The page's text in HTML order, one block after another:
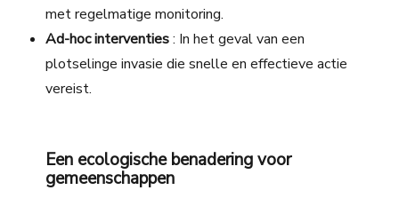
met regelmatige monitoring.
Ad-hoc interventies: In het geval van een
plotselinge invasie die snelle en effectieve actie
vereist.
Een ecologische benadering voor
gemeenschappen